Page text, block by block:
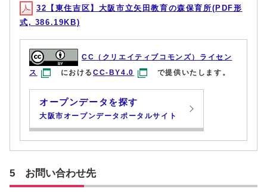
32【東住吉区】大阪市立矢田教育の森保育所(PDF形
式, 386.19KB)
CC（クリエイティブコモンズ）ライセン
ス
におけるCC-BY4.0 で提供いたします。
オープンデータを探す
大阪市オープンデータポータルサイト
5 お問い合わせ先